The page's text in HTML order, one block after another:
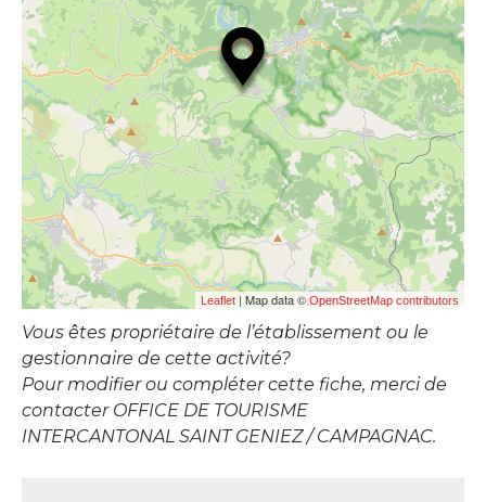
Leaflet | Map data ©OpenStreetMap contributors
Vous êtes propriétaire de l’établissement ou le
gestionnaire de cette activité?
Pour modifier ou compléter cette fiche, merci de
contacter OFFICE DE TOURISME
INTERCANTONAL SAINT GENIEZ / CAMPAGNAC.